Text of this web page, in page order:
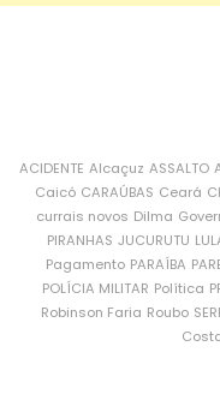
ACIDENTE Alcaçuz ASSALTO
Caicó CARAÚBAS Ceará
currais novos Dilma
PIRANHAS JUCURUTU
Pagamento PARAÍBA
POLÍCIA MILITAR Política
Robinson Faria Roubo